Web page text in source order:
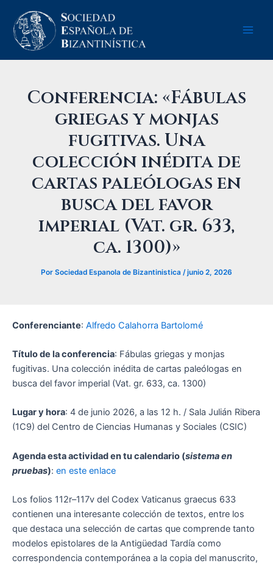
contenido
Conferencia: «Fábulas
griegas y monjas
fugitivas. Una
colección inédita de
cartas paleólogas en
busca del favor
imperial (Vat. gr. 633,
ca. 1300)»
Por Sociedad Espanola de Bizantinistica /junio 2, 2026
Conferenciante: Alfredo Calahorra Bartolomé
Título de la conferencia: Fábulas griegas y monjas
fugitivas. Una colección inédita de cartas paleólogas en
busca del favor imperial (Vat. gr. 633, ca. 1300)
Lugar y hora: 4 de junio 2026, a las 12 h. / Sala Julián Ribera
(1C9) del Centro de Ciencias Humanas y Sociales (CSIC)
Agenda esta actividad en tu calendario (sistema en
pruebas): en este enlace
Los folios 112r–117v del Codex Vaticanus graecus 633
contienen una interesante colección de textos, entre los
que destaca una selección de cartas que comprende tanto
modelos epistolares de la Antigüedad Tardía como
correspondencia contemporánea a la copia del manuscrito,
de
entradas